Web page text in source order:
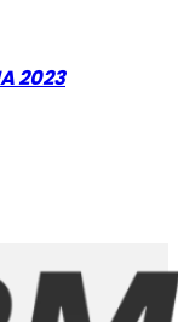
2023